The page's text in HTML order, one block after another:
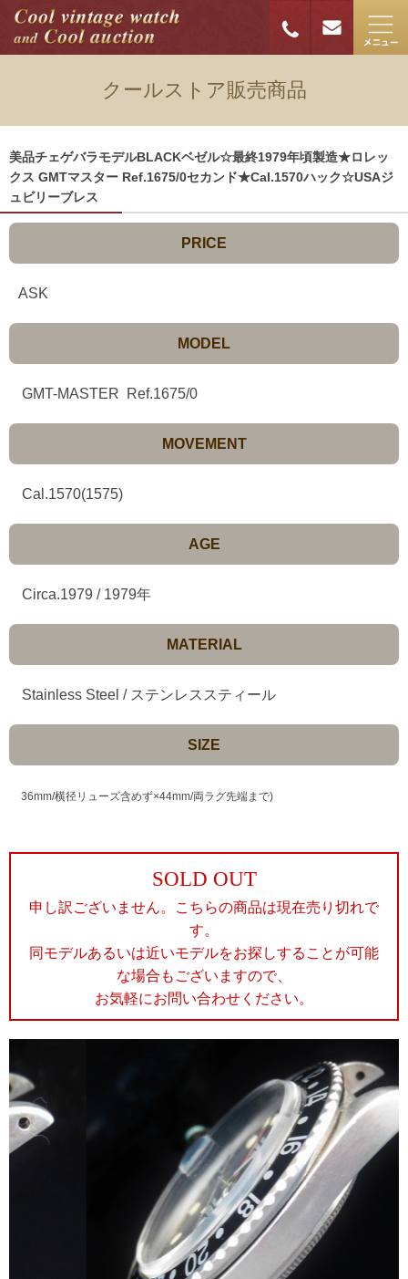
クールストア販売商品
美品チェゲバラモデルBLACKベゼル☆最終1979年頃製造★ロレッ
クス GMTマスター Ref.1675/0セカンド★Cal.1570ハック☆USAジ
ュビリーブレス
PRICE
ASK
MODEL
GMT-MASTER Ref.1675/0
MOVEMENT
Cal.1570(1575)
AGE
Circa.1979 / 1979年
MATERIAL
Stainless Steel / ステンレススティール
SIZE
36mm/横径リューズ含めず×44mm/両ラグ先端まで)
SOLD OUT
申し訳ございません。こちらの商品は現在売り切れで
す。
同モデルあるいは近いモデルをお探しすることが可能
な場合もございますので、
お気軽にお問い合わせください。